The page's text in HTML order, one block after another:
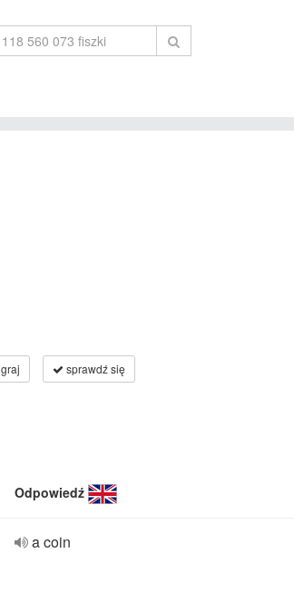
graj sprawdź się
Odpowiedź
a coin